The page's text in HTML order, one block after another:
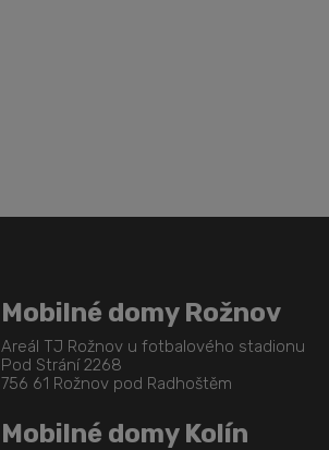
Mobilné domy Rožnov
Areál TJ Rožnov u fotbalového stadionu
Pod Strání 2268
756 61 Rožnov pod Radhoštěm
Mobilné domy Kolín